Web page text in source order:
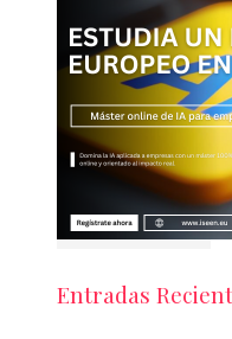
Entradas